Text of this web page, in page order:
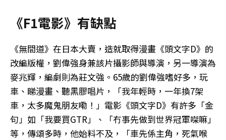
《F1電影》有缺點
《無間道》在日本大賣，造就取得漫畫《頭文字D》的
改編版權，劉偉強身兼該片攝影師與導演，另一導演為
麥兆輝，編劇則為莊文強。65歲的劉偉強嗜好多，玩
車、睇漫畫、聽黑膠唱片，「我年輕時，一年換7架
車，太多魔鬼朋友嘞！」電影《頭文字D》有許多「金
句」如「我要買GTR」、「冇事先做到世界冠軍㗎嘛」
等，傳頌多時，他始料不及，「車先係主角，死氣喉